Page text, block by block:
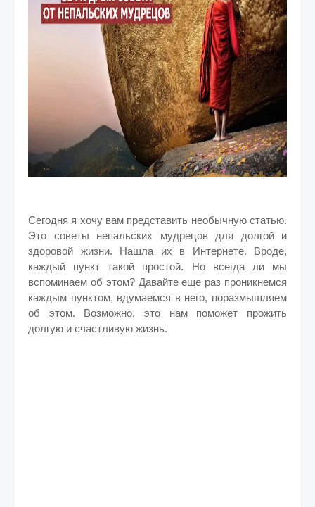
Сегодня я хочу вам представить необычную статью.
Это советы непальских мудрецов для долгой и
здоровой жизни. Нашла их в Интернете. Вроде,
каждый пункт такой простой. Но всегда ли мы
вспоминаем об этом? Давайте еще раз проникнемся
каждым пунктом, вдумаемся в него, поразмышляем
об этом. Возможно, это нам поможет прожить
долгую и счастливую жизнь.